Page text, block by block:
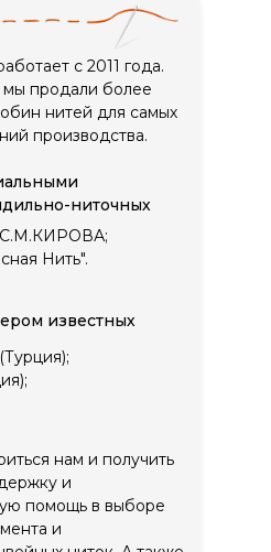
с 2011 года.
продали более
нитей для самых
производства.
ниточных
известных
нам и получить
и
помощь в выборе
и
Нить".